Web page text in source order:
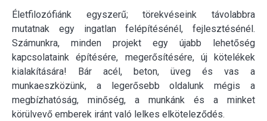
Életfilozófiánk egyszerű; törekvéseink távolabbra
mutatnak egy ingatlan felépítésénél, fejlesztésénél.
Számunkra, minden projekt egy újabb lehetőség
kapcsolataink építésére, megerősítésére, új kötelékek
kialakítására! Bár acél, beton, üveg és vas a
munkaeszközünk, a legerősebb oldalunk mégis a
megbízhatóság, minőség, a munkánk és a minket
körülvevő emberek iránt való lelkes elköteleződés.